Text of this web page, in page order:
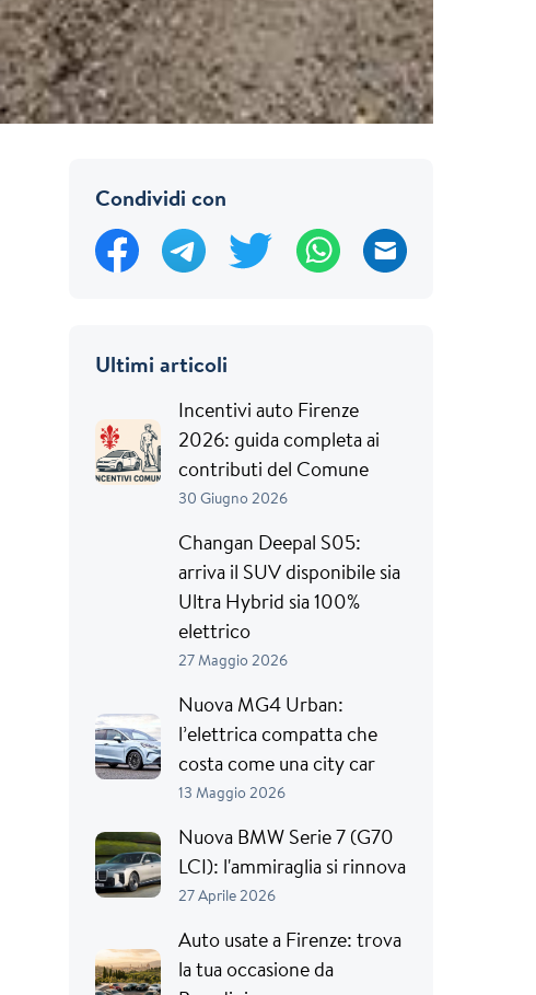
Condividi con
Ultimi articoli
Incentivi auto Firenze
2026: guida completa ai
contributi del Comune
30 Giugno 2026
Changan Deepal S05:
arriva il SUV disponibile sia
Ultra Hybrid sia 100%
elettrico
27 Maggio 2026
Nuova MG4 Urban:
l’elettrica compatta che
costa come una city car
13 Maggio 2026
Nuova BMW Serie 7 (G70
LCI): l'ammiraglia si rinnova
27 Aprile 2026
Auto usate a Firenze: trova
la tua occasione da